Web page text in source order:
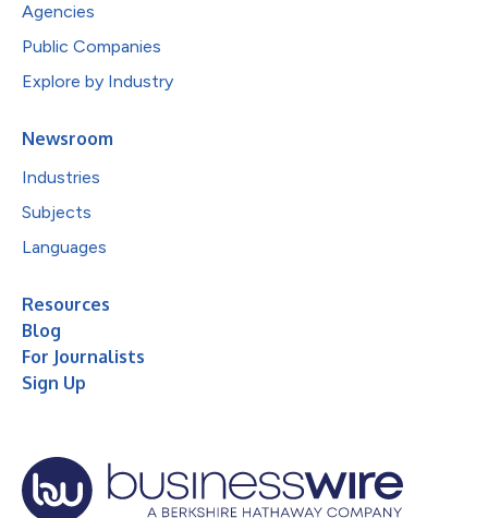
Agencies
Public Companies
Explore by Industry
Newsroom
Industries
Subjects
Languages
Resources
Blog
For Journalists
Sign Up